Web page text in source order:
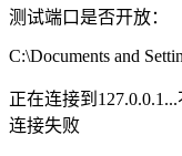
测试端口是否开放：
C:\Documents and
正在连接到
连接失败